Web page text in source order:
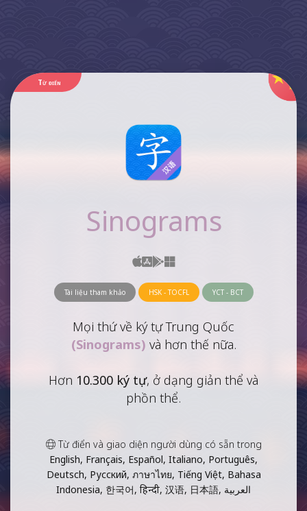
Từ điển
Sinograms
Tài liệu tham khảo HSK - TOCFL YCT - BCT
Mọi thứ về ký tự Trung Quốc
(Sinograms) và hơn thế nữa.
Hơn 10.300 ký tự, ở dạng giản thể và
phồn thể.
Từ điển và giao diện người dùng có sẵn trong
English, Français, Español, Italiano, Português,
Deutsch, Русский, ภาษาไทย, Tiếng Việt, Bahasa
Indonesia, 한국어, हिन्दी, 汉语, 日本語, العربية